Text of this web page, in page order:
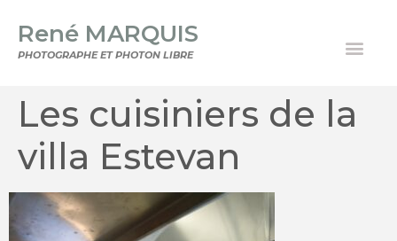
René MARQUIS
PHOTOGRAPHE ET PHOTON LIBRE
Les cuisiniers de la
villa Estevan